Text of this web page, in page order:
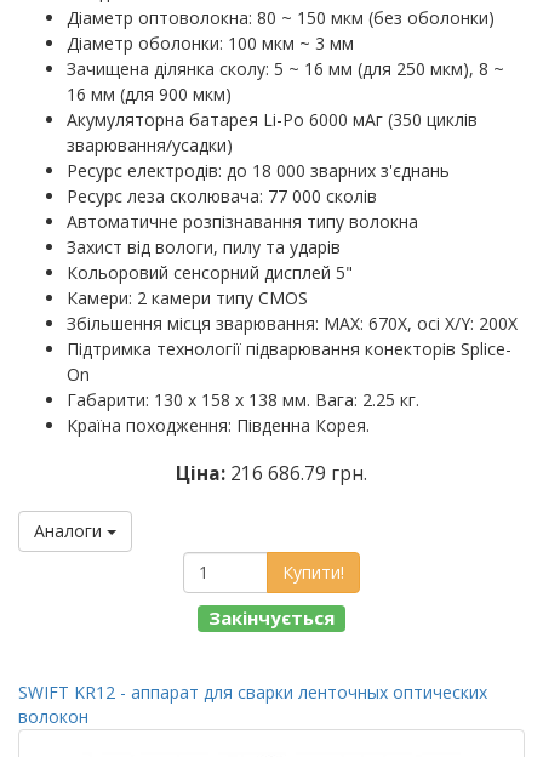
Діаметр оптоволокна: 80 ~ 150 мкм (без оболонки)
Діаметр оболонки: 100 мкм ~ 3 мм
Зачищена ділянка сколу: 5 ~ 16 мм (для 250 мкм), 8 ~
16 мм (для 900 мкм)
Акумуляторна батарея Li-Po 6000 мАг (350 циклів
зварювання/усадки)
Ресурс електродів: до 18 000 зварних з'єднань
Ресурс леза сколювача: 77 000 сколів
Автоматичне розпізнавання типу волокна
Захист від вологи, пилу та ударів
Кольоровий сенсорний дисплей 5"
Камери: 2 камери типу CMOS
Збільшення місця зварювання: MAX: 670X, осі X/Y: 200X
Підтримка технології підварювання конекторів Splice-
On
Габарити: 130 х 158 х 138 мм. Вага: 2.25 кг.
Країна походження: Південна Корея.
Ціна: 216 686.79 грн.
Аналоги
Купити!
Закінчується
SWIFT KR12 - аппарат для сварки ленточных оптических
волокон